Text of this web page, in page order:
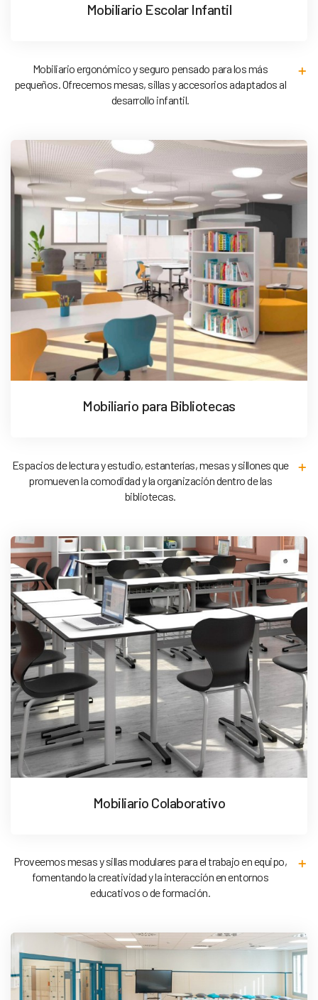
Mobiliario Escolar Infantil
Mobiliario ergonómico y seguro pensado para los más
pequeños. Ofrecemos mesas, sillas y accesorios adaptados al
desarrollo infantil.
Mobiliario para Bibliotecas
Espacios de lectura y estudio, estanterías, mesas y sillones que
promueven la comodidad y la organización dentro de las
bibliotecas.
Mobiliario Colaborativo
Proveemos mesas y sillas modulares para el trabajo en equipo,
fomentando la creatividad y la interacción en entornos
educativos o de formación.